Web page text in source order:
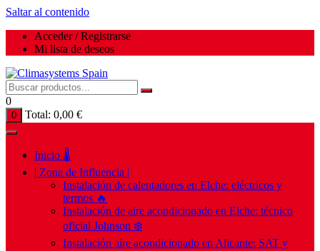
Saltar al contenido
Acceder / Registrarse
Mi lista de deseos
0
0 Total: 0,00 €
Inicio 🌡️
| Zona de Influencia |
Instalación de calentadores en Elche: eléctricos y
termos 🔥
Instalación de aire acondicionado en Elche: técnico
oficial Johnson ❄️
Instalación aire acondicionado en Alicante: SAT y